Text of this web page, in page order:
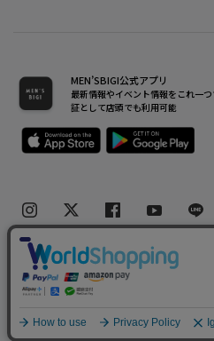
MEN’SBIGI公式アプリ
最新情報やイベント情報をこれ一
証として店頭でも利用可能
Copyright(C) Bigi Co.,Ltd.All Rights